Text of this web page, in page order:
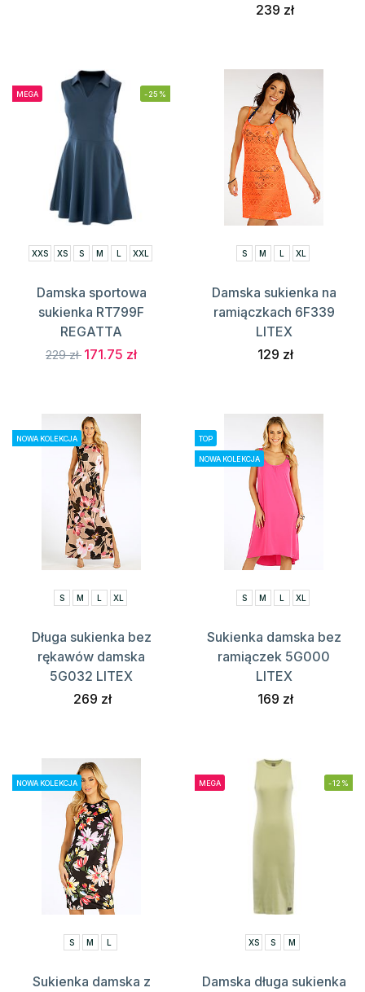
239 zł
MEGA -25%
XXS XS S M L XXL
Damska sportowa
sukienka RT799F
REGATTA
229 zł 171.75 zł
S M L XL
Damska sukienka na
ramiączkach 6F339
LITEX
129 zł
NOWA KOLEKCJA
S M L XL
Długa sukienka bez
rękawów damska
5G032 LITEX
269 zł
TOP
NOWA KOLEKCJA
S M L XL
Sukienka damska bez
ramiączek 5G000
LITEX
169 zł
NOWA KOLEKCJA
S M L
Sukienka damska z
MEGA -12%
XS S M
Damska długa sukienka